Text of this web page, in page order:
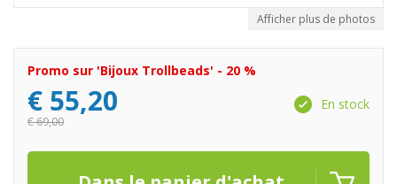
Afficher plus de photos
Promo sur 'Bijoux Trollbeads' - 20 %
€ 55,20
€69,00
En stock